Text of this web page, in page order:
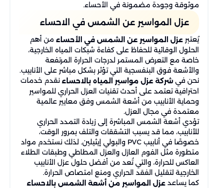
موثوقة وجودة مضمونة في الأحساء.
عزل المواسير عن الشمس في الاحساء
يُعتبر عزل المواسير عن الشمس في الأحساء من أهم
الحلول الوقائية للحفاظ على كفاءة شبكات المياه الخارجية،
خاصة مع التعرض المستمر لدرجات الحرارة المرتفعة
والأشعة فوق البنفسجية التي تؤثر بشكل مباشر على الأنابيب.
نحن في شركة عزل مواسير المياه بالاحساء نقدم خدمات
احترافية تعتمد على أحدث تقنيات العزل الحراري للمواسير
وحماية الأنابيب من أشعة الشمس وفق معايير عالمية
معتمدة في مجال العزل.
تؤدي أشعة الشمس المباشرة إلى زيادة التمدد الحراري
للأنابيب، مما قد يسبب التشققات والتلف بمرور الوقت،
خصوصًا في أنابيب PVC والبولي إيثيلين. لذلك نستخدم مواد
متطورة مثل الفوم العازل والعزل المطاطي وطبقات الطلاء
العاكس للحرارة، والتي تُعد من أفضل حلول عزل الأنابيب
الخارجية لتقليل الفقد الحراري ومنع امتصاص الحرارة.
كما يساعد عزل المواسير من أشعة الشمس بالاحساء